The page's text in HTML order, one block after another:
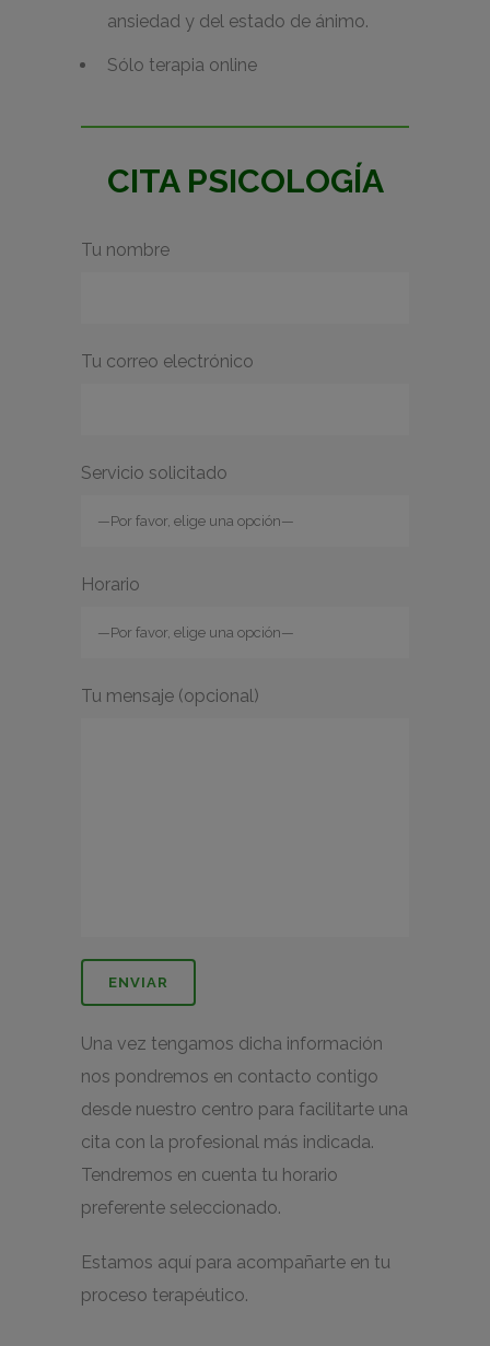
ansiedad y del estado de ánimo.
Sólo terapia online
CITA PSICOLOGÍA
Tu nombre
Tu correo electrónico
Servicio solicitado
Horario
Tu mensaje (opcional)
Una vez tengamos dicha información
nos pondremos en contacto contigo
desde nuestro centro para facilitarte una
cita con la profesional más indicada.
Tendremos en cuenta tu horario
preferente seleccionado.
Estamos aquí para acompañarte en tu
proceso terapéutico.